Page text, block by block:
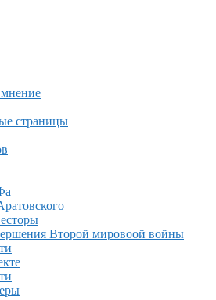
страницы
Второй мировоой войны